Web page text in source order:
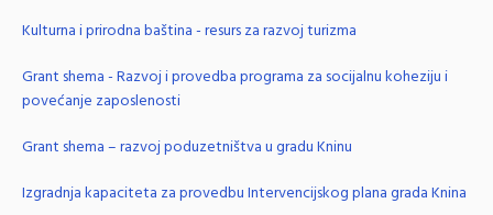
Kulturna i prirodna baština - resurs za razvoj turizma
Grant shema - Razvoj i provedba programa za socijalnu koheziju i
povećanje zaposlenosti
Grant shema – razvoj poduzetništva u gradu Kninu
Izgradnja kapaciteta za provedbu Intervencijskog plana grada Knina